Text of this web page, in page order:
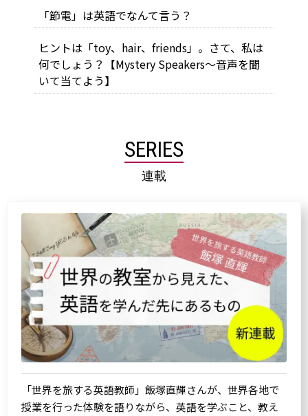
「節電」は英語でなんて言う？
ヒントは「toy、hair、friends」。さて、私は
何でしょう？【Mystery Speakers～音声を聞
いて当てよう】
SERIES
連載
「世界を旅する英語教師」飯塚直輝さんが、世界各地で
授業を行った体験を語りながら、英語を学ぶこと、教え